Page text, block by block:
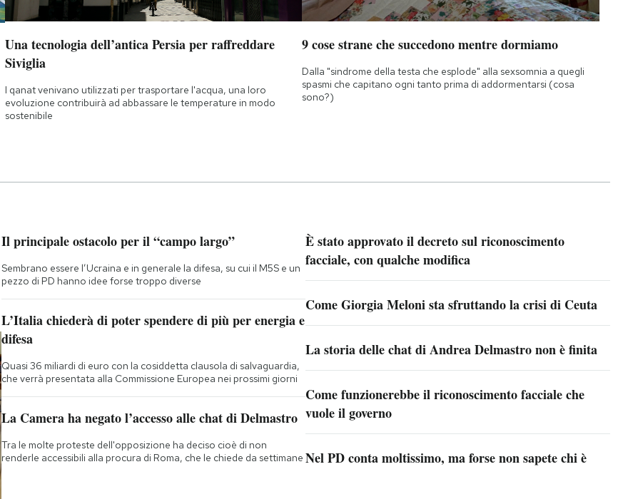
Una tecnologia dell’antica Persia per raffreddare
Siviglia
I qanat venivano utilizzati per trasportare l'acqua, una loro
evoluzione contribuirà ad abbassare le temperature in modo
sostenibile
9 cose strane che succedono mentre dormiamo
Dalla "sindrome della testa che esplode" alla sexsomnia a quegli
spasmi che capitano ogni tanto prima di addormentarsi (cosa
sono?)
Il principale ostacolo per il “campo largo”
Sembrano essere l’Ucraina e in generale la difesa, su cui il M5S e un
pezzo di PD hanno idee forse troppo diverse
L’Italia chiederà di poter spendere di più per energia e
difesa
Quasi 36 miliardi di euro con la cosiddetta clausola di salvaguardia,
che verrà presentata alla Commissione Europea nei prossimi giorni
La Camera ha negato l’accesso alle chat di Delmastro
Tra le molte proteste dell'opposizione ha deciso cioè di non
renderle accessibili alla procura di Roma, che le chiede da settimane
È stato approvato il decreto sul riconoscimento
facciale, con qualche modifica
Come Giorgia Meloni sta sfruttando la crisi di Ceuta
La storia delle chat di Andrea Delmastro non è finita
Come funzionerebbe il riconoscimento facciale che
vuole il governo
Nel PD conta moltissimo, ma forse non sapete chi è